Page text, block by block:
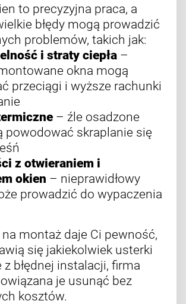
to precyzyjna praca, a
błędy mogą prowadzić
problemów, takich jak:
i straty ciepła –
okna mogą
przeciągi i wyższe rachunki
– źle osadzone
powodować skraplanie się
z otwieraniem i
okien – nieprawidłowy
prowadzić do wypaczenia
montaż daje Ci pewność,
się jakiekolwiek usterki
błędnej instalacji, firma
je usunąć bez
kosztów.